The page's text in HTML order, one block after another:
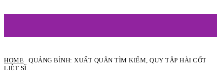
HOME
QUẢNG BÌNH: XUẤT QUÂN TÌM KIẾM, QUY TẬP HÀI CỐT
LIỆT SĨ...